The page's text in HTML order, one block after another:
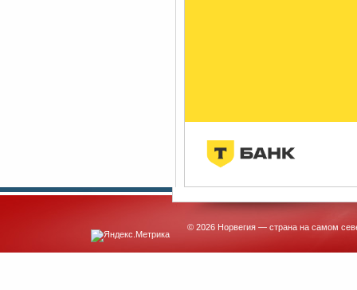
© 2026 Норвегия — страна на самом